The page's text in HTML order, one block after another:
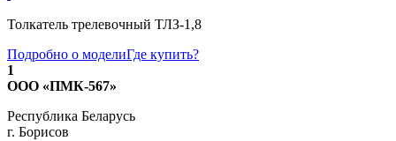
Толкатель трелевочный ТЛЗ-1,8
Подробно о моделиГде купить?
1
ООО «ПМК-567»
Республика Беларусь
г. Борисов